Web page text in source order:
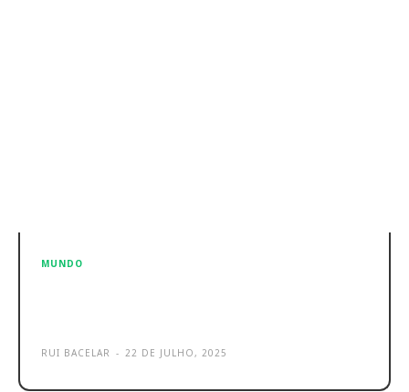
MUNDO
RUI BACELAR - 22 DE JULHO, 2025